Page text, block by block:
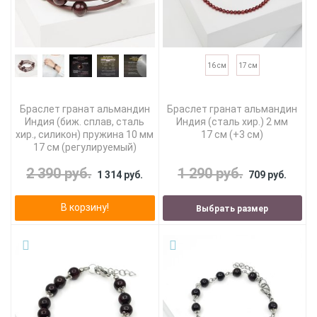
Браслет гранат альмандин
Индия (биж. сплав, сталь
хир., силикон) пружина 10 мм
17 см (регулируемый)
2 390 руб. 1 314 руб.
В корзину!
16 см 17 см
Браслет гранат альмандин
Индия (сталь хир.) 2 мм
17 см (+3 см)
1 290 руб. 709 руб.
Выбрать размер